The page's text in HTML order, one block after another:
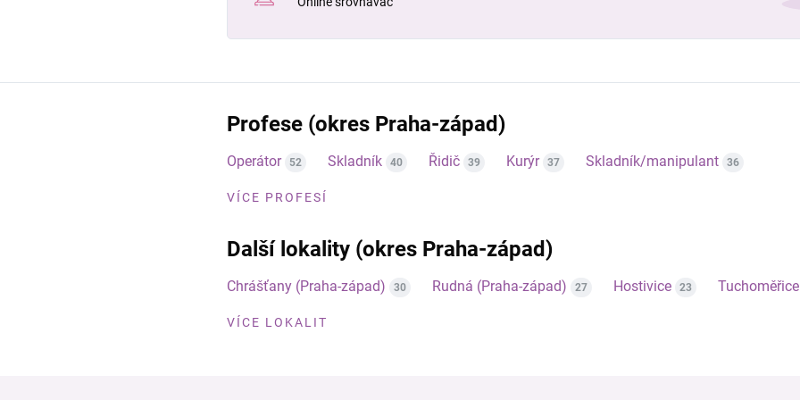
Profese (okres Praha-západ)
Operátor 52 Skladník 40 Řidič 39 Kurýr 37 Skladník/manipulant 36
VÍCE PROFESÍ
Další lokality (okres Praha-západ)
Chrášťany (Praha-západ) 30 Rudná (Praha-západ) 27 Hostivice 23 Tuchoměřice
VÍCE LOKALIT